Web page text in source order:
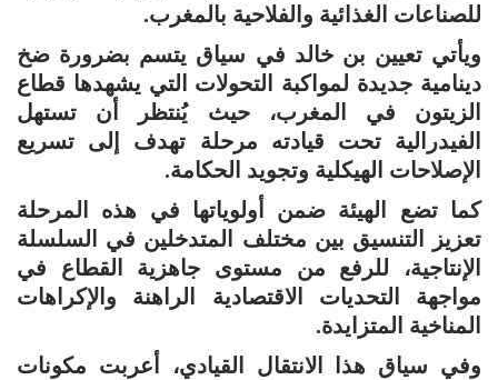
للصناعات الغذائية والفلاحية بالمغرب.
ويأتي تعيين بن خالد في سياق يتسم بضرورة ضخ
دينامية جديدة لمواكبة التحولات التي يشهدها قطاع
الزيتون في المغرب، حيث يُنتظر أن تستهل
الفيدرالية تحت قيادته مرحلة تهدف إلى تسريع
الإصلاحات الهيكلية وتجويد الحكامة.
كما تضع الهيئة ضمن أولوياتها في هذه المرحلة
تعزيز التنسيق بين مختلف المتدخلين في السلسلة
الإنتاجية، للرفع من مستوى جاهزية القطاع في
مواجهة التحديات الاقتصادية الراهنة والإكراهات
المناخية المتزايدة.
وفي سياق هذا الانتقال القيادي، أعربت مكونات